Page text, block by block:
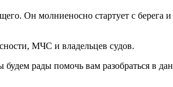
Он молниеносно стартует с берега
МЧС и владельцев судов.
будем рады помочь вам разобраться в